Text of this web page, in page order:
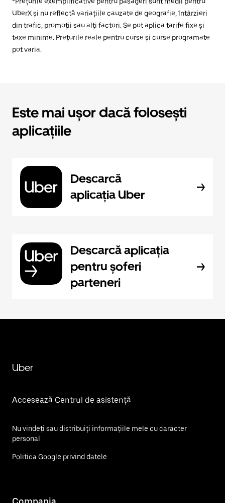
UberX și nu reflectă variațiile cauzate de geografie, întârzieri
din trafic, promoții sau alți factori. Se pot aplica tarife fixe și
taxe minime. Prețurile reale pentru curse și curse programate
pot varia.
Este mai ușor dacă folosești
aplicațiile
Descarcă
aplicația Uber
Descarcă aplicația
pentru șoferi
parteneri
Uber
Accesează Centrul de asistență
Nu vindeți sau distribuiți informațiile mele cu caracter
personal
Politica Google privind datele